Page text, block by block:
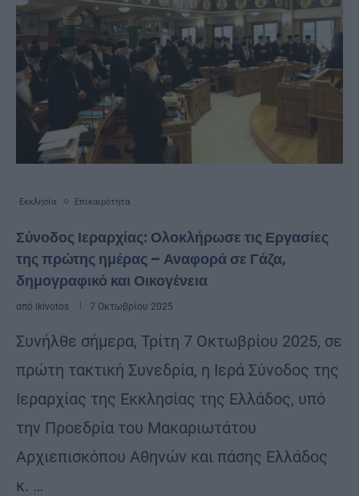
Εκκλησία Επικαιρότητα
Σύνοδος Ιεραρχίας: Ολοκλήρωσε τις Εργασίες
της πρώτης ημέρας – Αναφορά σε Γάζα,
δημογραφικό και Οικογένεια
από ikivotos 7 Οκτωβρίου 2025
Συνήλθε σήμερα, Τρίτη 7 Οκτωβρίου 2025, σε
πρώτη τακτική Συνεδρία, η Ιερά Σύνοδος της
Ιεραρχίας της Εκκλησίας της Ελλάδος, υπό
την Προεδρία του Μακαριωτάτου
Αρχιεπισκόπου Αθηνών και πάσης Ελλάδος
κ. …